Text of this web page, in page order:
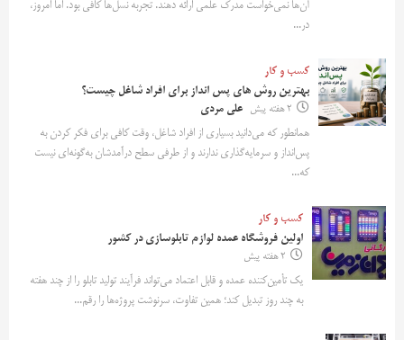
آن‌ها نمی‌خواست مدرک علمی ارائه دهند. تجربه نسل‌ها کافی بود. اما امروز،
در...
کسب و کار
بهترین روش‌ های پس‌ انداز برای افراد شاغل چیست؟
2 هفته پیش
علی مردی
همانطور که می‌دانید بسیاری از افراد شاغل، وقت کافی برای فکر کردن به
پس‌انداز و سرمایه‌گذاری ندارند و از طرفی سطح درآمدشان به‌گونه‌ای نیست
که...
کسب و کار
اولین فروشگاه عمده لوازم تابلوسازی در کشور
2 هفته پیش
یک تأمین‌کننده عمده و قابل اعتماد می‌تواند فرآیند تولید تابلو را از چند هفته
به چند روز تبدیل کند؛ همین تفاوت، سرنوشت پروژه‌ها را رقم...